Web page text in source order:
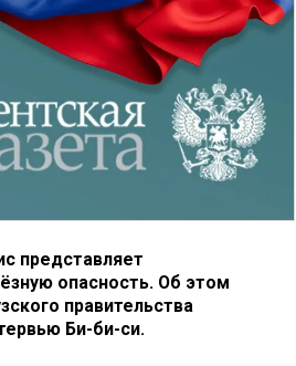
представляет
опасность. Об этом
правительства
Би-би-си.